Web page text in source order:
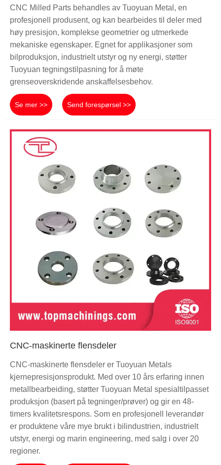
CNC Milled Parts behandles av Tuoyuan Metal, en
profesjonell produsent, og kan bearbeides til deler med
høy presisjon, komplekse geometrier og utmerkede
mekaniske egenskaper. Egnet for applikasjoner som
bilproduksjon, industrielt utstyr og ny energi, støtter
Tuoyuan tegningstilpasning for å møte
grenseoverskridende anskaffelsesbehov.
Se mer >> Send forespørsel >>
CNC-maskinerte flensdeler
CNC-maskinerte flensdeler er Tuoyuan Metals
kjernepresisjonsprodukt. Med over 10 års erfaring innen
metallbearbeiding, støtter Tuoyuan Metal spesialtilpasset
produksjon (basert på tegninger/prøver) og gir en 48-
timers kvalitetsrespons. Som en profesjonell leverandør
er produktene våre mye brukt i bilindustrien, industrielt
utstyr, energi og marin engineering, med salg i over 20
regioner.